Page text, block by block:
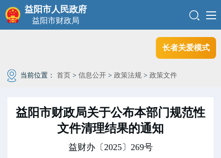
长者关爱模式
益阳市人民政府
益阳市财政局
当前位置： 首页 > 信息公开 > 政策法规 > 政策文件
益阳市财政局关于公布本部门规范性
文件清理结果的通知
益财办〔2025〕269号